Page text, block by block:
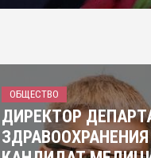
ОБЩЕСТВО
ДИРЕКТОР